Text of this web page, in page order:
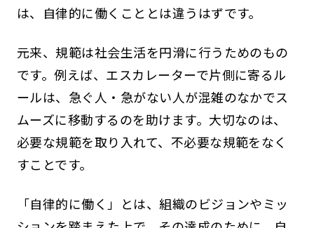
は、自律的に働くこととは違うはずです。
元来、規範は社会生活を円滑に行うためのもの
です。例えば、エスカレーターで片側に寄るル
ールは、急ぐ人・急がない人が混雑のなかでス
ムーズに移動するのを助けます。大切なのは、
必要な規範を取り入れて、不必要な規範をなく
すことです。
「自律的に働く」とは、組織のビジョンやミッ